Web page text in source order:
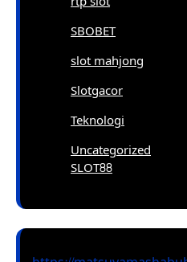
SBOBET
slot mahjong
Slotgacor
Teknologi
Uncategorized
SLOT88